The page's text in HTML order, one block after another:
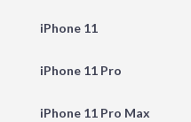
iPhone 11
iPhone 11 Pro
iPhone 11 Pro Max